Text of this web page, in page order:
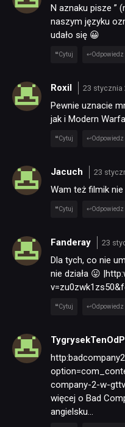
N aznaku pisze ”
naszym języku
udało się 😀
Cytuj Odpowiedz
Roxil 23 stycznia
Pewnie uznacie
jak i Modern
Cytuj Odpowiedz
Jacuch 23
Wam też filmik nie
Cytuj Odpowiedz
Fanderay 23
Dla tych, co nie
nie działa 😛
Cytuj Odpowiedz
company-2-w-
więcej o Bad
angielsku…